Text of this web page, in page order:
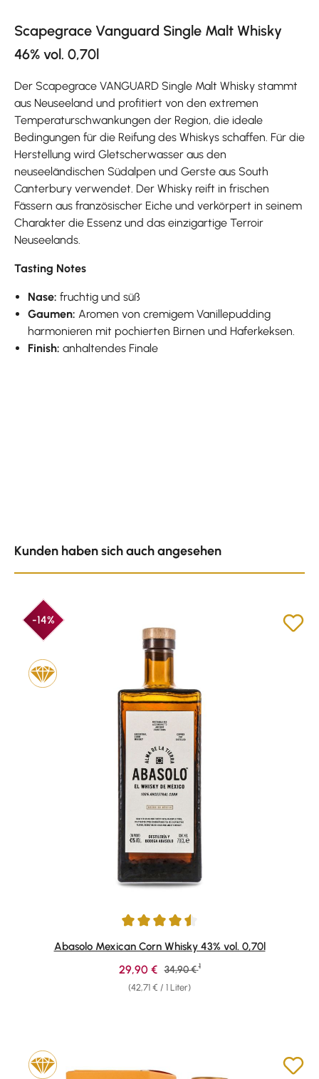
Scapegrace Vanguard Single Malt Whisky
46% vol. 0,70l
Der Scapegrace VANGUARD Single Malt Whisky stammt
aus Neuseeland und profitiert von den extremen
Temperaturschwankungen der Region, die ideale
Bedingungen für die Reifung des Whiskys schaffen. Für die
Herstellung wird Gletscherwasser aus den
neuseeländischen Südalpen und Gerste aus South
Canterbury verwendet. Der Whisky reift in frischen
Fässern aus französischer Eiche und verkörpert in seinem
Charakter die Essenz und das einzigartige Terroir
Neuseelands.
Tasting Notes
Nase:fruchtig und süß
Gaumen: Aromen von cremigem Vanillepudding
harmonieren mit pochierten Birnen und Haferkeksen.
Finish: anhaltendes Finale
Kunden haben sich auch angesehen
-14%
Durchschnittliche Bewertung von 4.6 von 5 Sternen
Abasolo Mexican Corn Whisky 43% vol. 0,70l
(42,71 € / 1 Liter)
Verkaufspreis:
29,90 € Regulärer Preis:
34,90 € 1